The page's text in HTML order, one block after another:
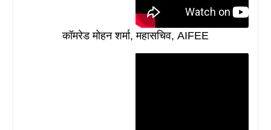
कॉमरेड मोहन शर्मा, महासचिव, AIFEE